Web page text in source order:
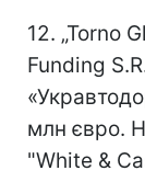
12. „Torno
Funding
млн євро.
"White &